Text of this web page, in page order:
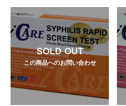
SOLD OUT
この商品へのお問い合わせ